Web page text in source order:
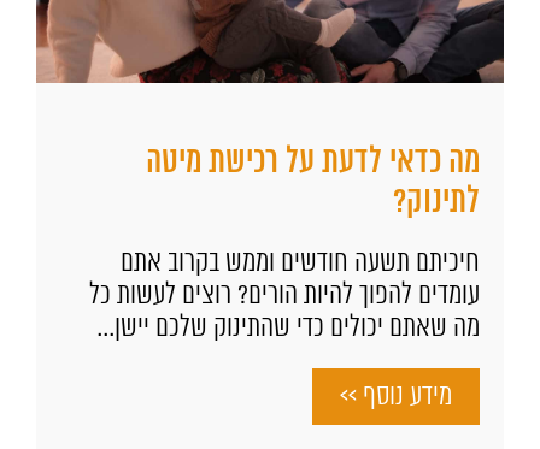
מה כדאי לדעת על רכישת מיטה
לתינוק?
חיכיתם תשעה חודשים וממש בקרוב אתם
עומדים להפוך להיות הורים? רוצים לעשות כל
מה שאתם יכולים כדי שהתינוק שלכם יישן...
מידע נוסף >>